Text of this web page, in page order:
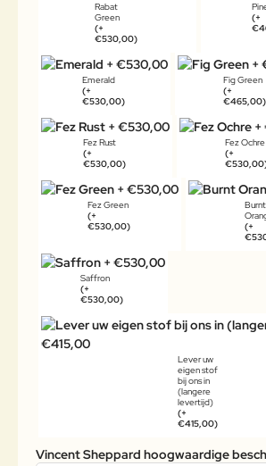
Rabat
Green
(+
€530,00)
(+
Emerald
(+
€530,00)
Fig Green
(+
€465,00)
Fez Rust
(+
€530,00)
Fez Ochre
(+
Fez Green
(+
€530,00)
Burnt
(+
Saffron
(+
€530,00)
Lever uw
eigen stof
bij ons in
(langere
levertijd)
(+
€415,00)
Vincent Sheppard hoogwaardige